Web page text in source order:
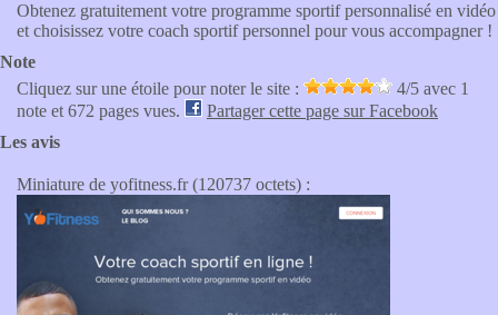
Obtenez gratuitement votre programme sportif personnalisé en vidéo
et choisissez votre coach sportif personnel pour vous accompagner !
Note
Cliquez sur une étoile pour noter le site :
4/5 avec 1
note et 672 pages vues.
Partager cette page sur Facebook
Les avis
Miniature de yofitness.fr (120737 octets) :